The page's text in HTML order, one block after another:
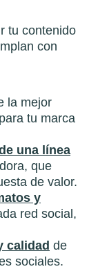
tu contenido
con
la mejor
tu marca
una línea
que
de valor.
y
red social,
calidad de
sociales.